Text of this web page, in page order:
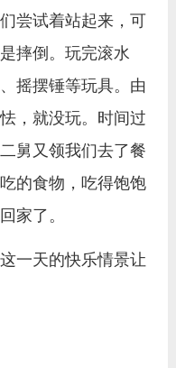
尝试着站起来，可
摔倒。玩完滚水
摇摆锤等玩具。由
，就没玩。时间过
舅又领我们去了餐
的食物，吃得饱饱
家了。
一天的快乐情景让